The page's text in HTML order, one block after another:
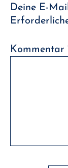
Deine E-
Kommentar